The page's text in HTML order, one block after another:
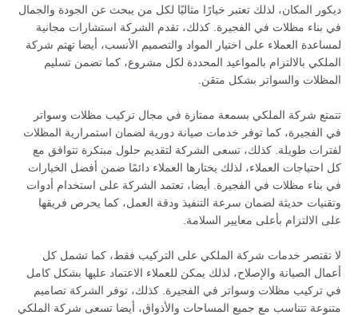
ديكور المكان، لذلك تعتبر خيارًا مثاليًا لكل من يبحث عن الجودة والجمال
في بناء مظلات في الفجيرة. كذلك، تقدم الشركة استشارات مجانية
لمساعدة العملاء على اختيار المواد والتصميم الأنسب، أيضا تهتم شركة
الملكي بالالتزام بالمواعيد المحددة لكل مشروع، كما تضمن تسليم
المظلات والسواتر بشكل متقن.
تتمتع شركة الملكي بسمعة ممتازة في مجال تركيب مظلات وسواتر
في الفجيرة، كما توفر خدمات صيانة دورية لضمان استمرارية المظلات
لفترات طويلة. كذلك، تسعى الشركة لتقديم حلول مبتكرة تتوافق مع
كل احتياجات العملاء، لذلك يختارها العملاء دائمًا ضمن أفضل الخيارات
في بناء مظلات في الفجيرة. أيضا، تعتمد الشركة على استخدام أدوات
وتقنيات حديثة لضمان سرعة التنفيذ ودقة العمل، كما يحرص فريقها
على الالتزام بأعلى معايير السلامة.
لا تقتصر خدمات شركة الملكي على التركيب فقط، كما تشمل كل
أعمال الصيانة والإصلاح، لذلك يمكن للعملاء الاعتماد عليها بشكل كامل
في تركيب مظلات وسواتر في الفجيرة. كذلك، توفر الشركة تصاميم
متنوعة تتناسب مع جميع المساحات والأذواق، أيضا تسعى شركة الملكي